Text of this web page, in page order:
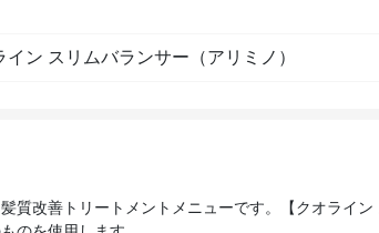
イン スリムバランサー（アリミノ）
質改善トリートメントメニューです。【クオライン